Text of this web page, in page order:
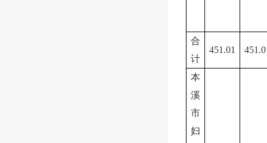
合
计
451.01
本
溪
市
妇